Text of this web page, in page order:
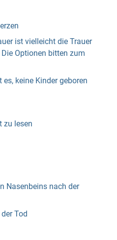
ist vielleicht die Trauer
Optionen bitten zum
es, keine Kinder geboren
zu lesen
Nasenbeins nach der
Tod